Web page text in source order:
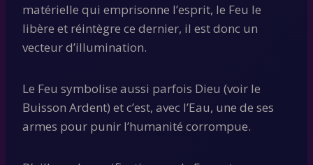
matérielle qui emprisonne l’esprit, le Feu le
libère et réintègre ce dernier, il est donc un
vecteur d’illumination.
Le Feu symbolise aussi parfois Dieu (voir le
Buisson Ardent) et c’est, avec l’Eau, une de ses
armes pour punir l’humanité corrompue.